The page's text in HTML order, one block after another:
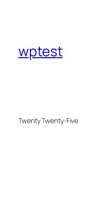
wptest
Twenty Twenty-Five